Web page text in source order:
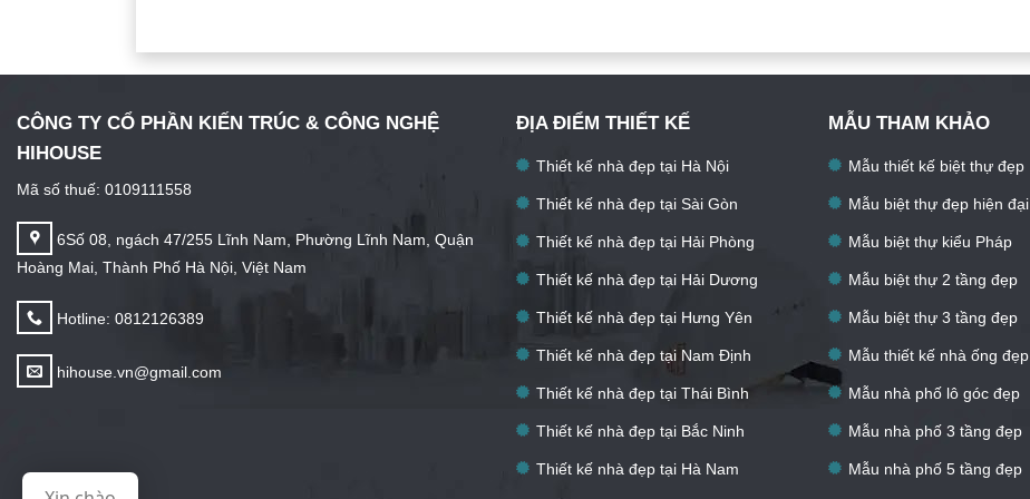
CÔNG TY CỔ PHẦN KIẾN TRÚC & CÔNG NGHỆ
HIHOUSE
Mã số thuế: 0109111558
6Số 08, ngách 47/255 Lĩnh Nam, Phường Lĩnh Nam, Quận
Hoàng Mai, Thành Phố Hà Nội, Việt Nam
Hotline: 0812126389
hihouse.vn@gmail.com
ĐỊA ĐIỂM THIẾT KẾ
Thiết kế nhà đẹp tại Hà Nội
Thiết kế nhà đẹp tại Sài Gòn
Thiết kế nhà đẹp tại Hải Phòng
Thiết kế nhà đẹp tại Hải Dương
Thiết kế nhà đẹp tại Hưng Yên
Thiết kế nhà đẹp tại Nam Định
Thiết kế nhà đẹp tại Thái Bình
Thiết kế nhà đẹp tại Bắc Ninh
Thiết kế nhà đẹp tại Hà Nam
MẪU THAM KHẢO
Mẫu thiết kế biệt thự đẹp
Mẫu biệt thự đẹp hiện đại
Mẫu biệt thự kiểu Pháp
Mẫu biệt thự 2 tầng đẹp
Mẫu biệt thự 3 tầng đẹp
Mẫu thiết kế nhà ống đẹp
Mẫu nhà phố lô góc đẹp
Mẫu nhà phố 3 tầng đẹp
Mẫu nhà phố 5 tầng đẹp